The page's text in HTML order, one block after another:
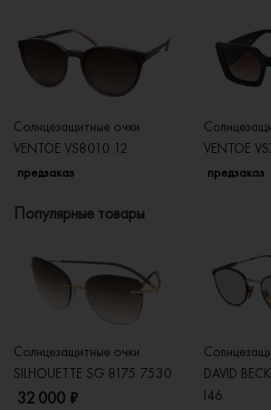
Солнцезащитные очки
VENTOE VS8010 12
предзаказ
VENTOE
предзаказ
Популярные товары
Солнцезащитные очки
SILHOUETTE SG 8175 7530
32 000 ₽
DAVID
I46